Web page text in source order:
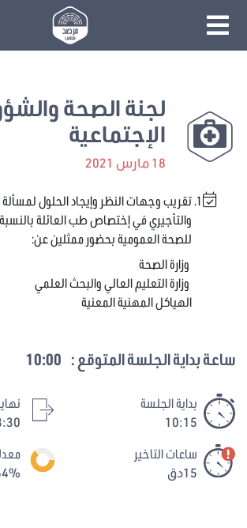
لجنة الصحة
الإجتماعية
18 مارس 2021
تقريب وجهات النظر وإيجاد الحلول لمسألة
والتأجيري في إختصاص طب العائلة بالنسبة
للصحة العمومية بحضور ممثلين عن:
وزارة الصحة
وزارة التعليم العالي والبحث العلمي
الهياكل المهنية المعنية
ساعة بداية الجلسة المتوقع : 10:00
بداية الجلسة
10:15
ساعات التاخير
15دق